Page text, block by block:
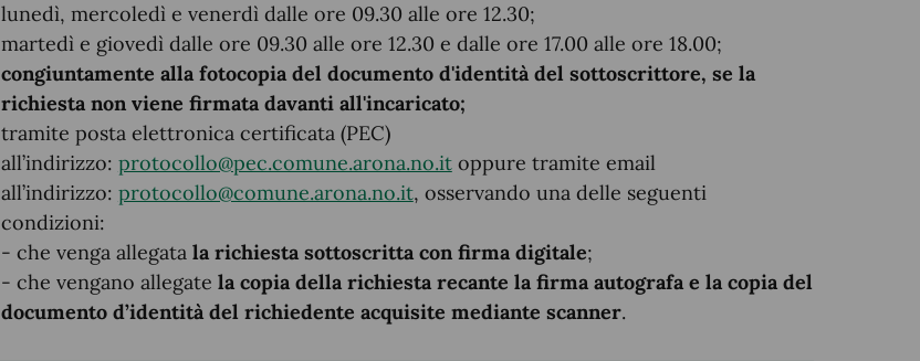
lunedì, mercoledì e venerdì dalle ore 09.30 alle ore 12.30;
martedì e giovedì dalle ore 09.30 alle ore 12.30 e dalle ore 17.00 alle ore 18.00;
congiuntamente alla fotocopia del documento d'identità del sottoscrittore, se la
richiesta non viene firmata davanti all'incaricato;
tramite posta elettronica certificata (PEC)
all’indirizzo: protocollo@pec.comune.arona.no.itoppure tramite email
all’indirizzo: protocollo@comune.arona.no.it, osservando una delle seguenti
condizioni:
- che venga allegata la richiesta sottoscritta con firma digitale;
- che vengano allegate la copia della richiesta recante la firma autografa e la copia del
documento d’identità del richiedente acquisite mediante scanner.